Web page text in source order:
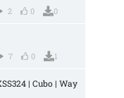
2 0 0
7 0 1
| Cubo | Way